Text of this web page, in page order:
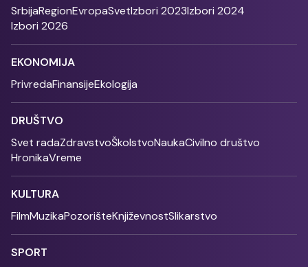
SrbijaRegionEvropaSvetIzbori 2023Izbori 2024
Izbori 2026
EKONOMIJA
PrivredaFinansijeEkologija
DRUŠTVO
Svet radaZdravstvoŠkolstvoNaukaCivilno društvo
HronikaVreme
KULTURA
FilmMuzikaPozorišteKnjiževnostSlikarstvo
SPORT